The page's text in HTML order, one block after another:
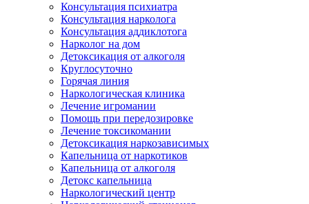
Консультация психиатра
Консультация нарколога
Консультация аддиклотога
Нарколог на дом
Детоксикация от алкоголя
Круглосуточно
Горячая линия
Наркологическая клиника
Лечение игромании
Помощь при передозировке
Лечение токсикомании
Детоксикация наркозависимых
Капельница от наркотиков
Капельница от алкоголя
Детокс капельница
Наркологический центр